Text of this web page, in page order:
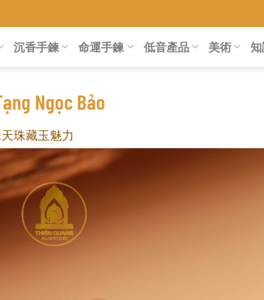
沉香手鍊 命運手鍊 低音產品 美術
Ngọc Bảo
天珠藏玉魅力